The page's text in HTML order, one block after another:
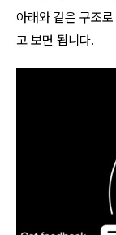
아래와 같은 구조로
고 보면 됩니다.